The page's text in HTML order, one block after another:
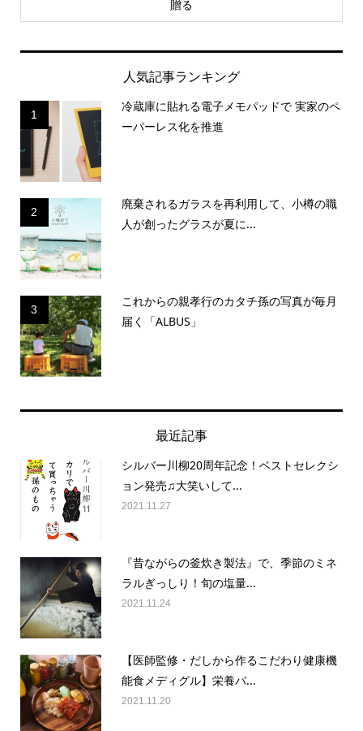
贈る
人気記事ランキング
1
冷蔵庫に貼れる電子メモパッドで 実家のペ
ーパーレス化を推進
2
廃棄されるガラスを再利用して、小樽の職
人が創ったグラスが夏に...
3
これからの親孝行のカタチ孫の写真が毎月
届く「ALBUS」
最近記事
シルバー川柳20周年記念！ベストセレクシ
ョン発売♫大笑いして...
2021.11.27
『昔ながらの釜炊き製法』で、季節のミネ
ラルぎっしり！旬の塩量...
2021.11.24
【医師監修・だしから作るこだわり健康機
能食メディグル】栄養バ...
2021.11.20